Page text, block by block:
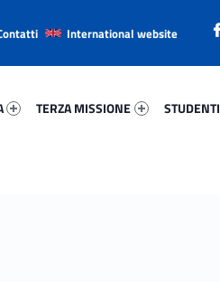
TERZA MISSIONE
STUDENTI
International website